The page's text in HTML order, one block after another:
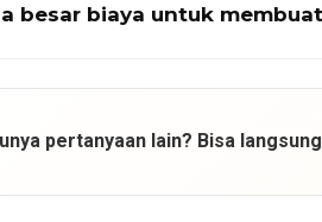
besar biaya untuk
pertanyaan lain? Bisa